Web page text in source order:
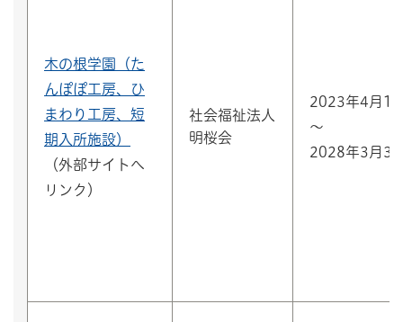
木の根学園（た
んぽぽ工房、ひ
まわり工房、短
期入所施設）
（外部サイトへ
リンク）
社会福祉法人
明桜会
2023年4月1
～
2028年3月31